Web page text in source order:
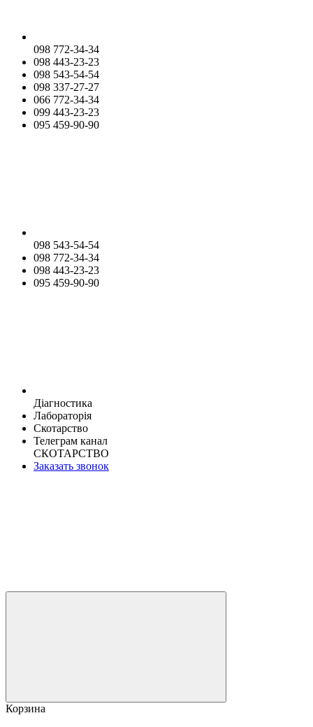
098 772-34-34
098 443-23-23
098 543-54-54
098 337-27-27
066 772-34-34
099 443-23-23
095 459-90-90
098 543-54-54
098 772-34-34
098 443-23-23
095 459-90-90
Діагностика
Лабораторія
Скотарство
Телеграм канал
СКОТАРСТВО
Заказать звонок
Корзина